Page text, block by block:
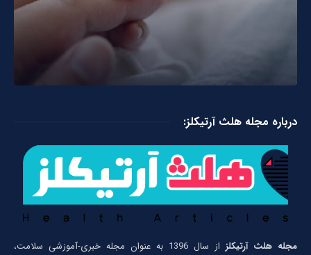
درباره مجله هلث آرتیکلز:
مجله هلث آرتیکلز
از سال 1396 به عنوان مجله خبری-آموزشی سلامت،